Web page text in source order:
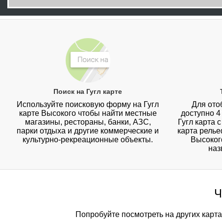
Поиск на Гугл карте
Используйте поисковую форму на Гугл
карте Высокого чтобы найти местные
магазины, рестораны, банки, АЗС,
парки отдыха и другие коммерческие и
культурно-рекреационные объекты.
Для
доступно
Гугл карта
карта
Попробуйте посмотреть на других